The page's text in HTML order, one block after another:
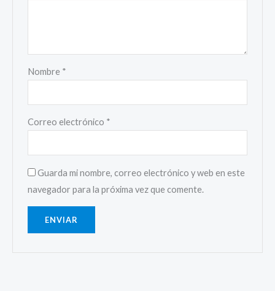
Nombre *
Correo electrónico *
Guarda mi nombre, correo electrónico y web en este
navegador para la próxima vez que comente.